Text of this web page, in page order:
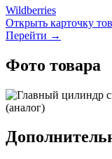
Wildberries
Открыть карточку
Перейти →
Фото товара